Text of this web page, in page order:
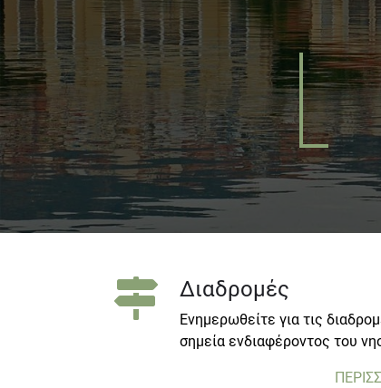
Διαδρομές
Ενημερωθείτε για τις
σημεία ενδιαφέροντος του